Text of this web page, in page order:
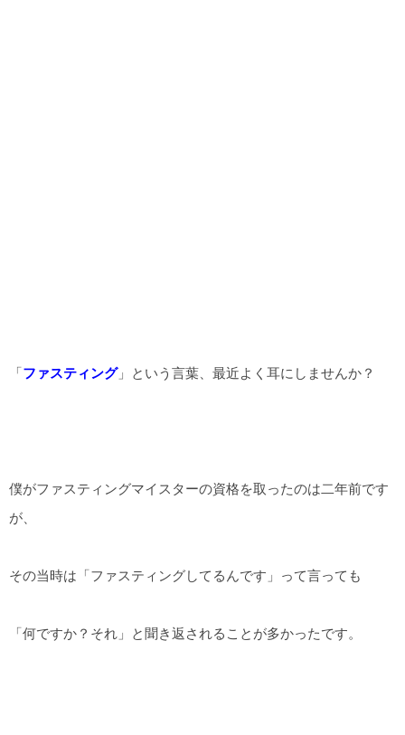
「ファスティング」という言葉、最近よく耳にしませんか？
僕がファスティングマイスターの資格を取ったのは二年前です
が、
その当時は「ファスティングしてるんです」って言っても
「何ですか？それ」と聞き返されることが多かったです。